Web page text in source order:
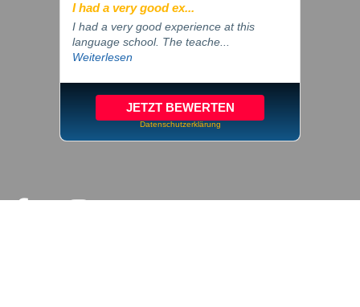
I had a very good ex...
I had a very good experience at this
language school. The teache...
Weiterlesen
JETZT BEWERTEN
Datenschutzerklärung